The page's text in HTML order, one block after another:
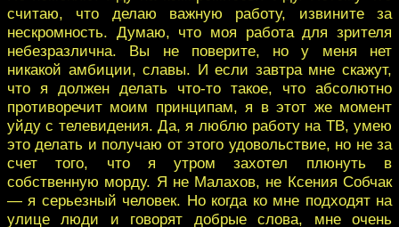
считаю, что делаю важную работу, извините за
нескромность. Думаю, что моя работа для зрителя
небезразлична. Вы не поверите, но у меня нет
никакой амбиции, славы. И если завтра мне скажут,
что я должен делать что-то такое, что абсолютно
противоречит моим принципам, я в этот же момент
уйду с телевидения. Да, я люблю работу на ТВ, умею
это делать и получаю от этого удовольствие, но не за
счет того, что я утром захотел плюнуть в
собственную морду. Я не Малахов, не Ксения Собчак
— я серьезный человек. Но когда ко мне подходят на
улице люди и говорят добрые слова, мне очень